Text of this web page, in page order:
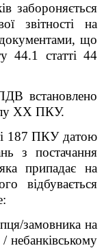
забороняється
звітності на
документами, що
44.1 статті 44
встановлено
XX ПКУ.
187 ПКУ датою
з постачання
припадає на
відбувається
замовника на
небанківському